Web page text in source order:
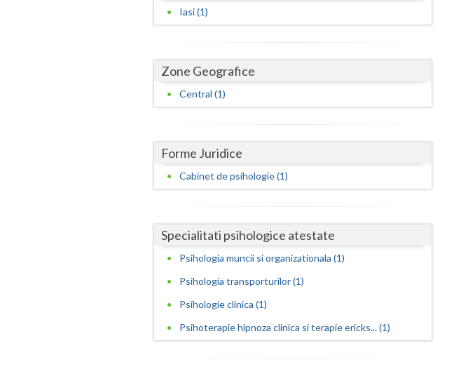
Ilfov
Mehedinti
Mures
Iasi (1)
Zone Geografice
Central (1)
Forme Juridice
Cabinet de psihologie (1)
Specialitati psihologice atestate
Psihologia muncii si organizationala (1)
Psihologia transporturilor (1)
Psihologie clinica (1)
Psihoterapie hipnoza clinica si terapie ericks... (1)